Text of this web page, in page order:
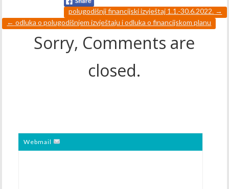
polugodišnji financijski izvještaj 1.1.-30.6.2022. →
← odluka o polugodišnjem izvještaju i odluka o financijskom planu
Sorry, Comments are
closed.
Webmail